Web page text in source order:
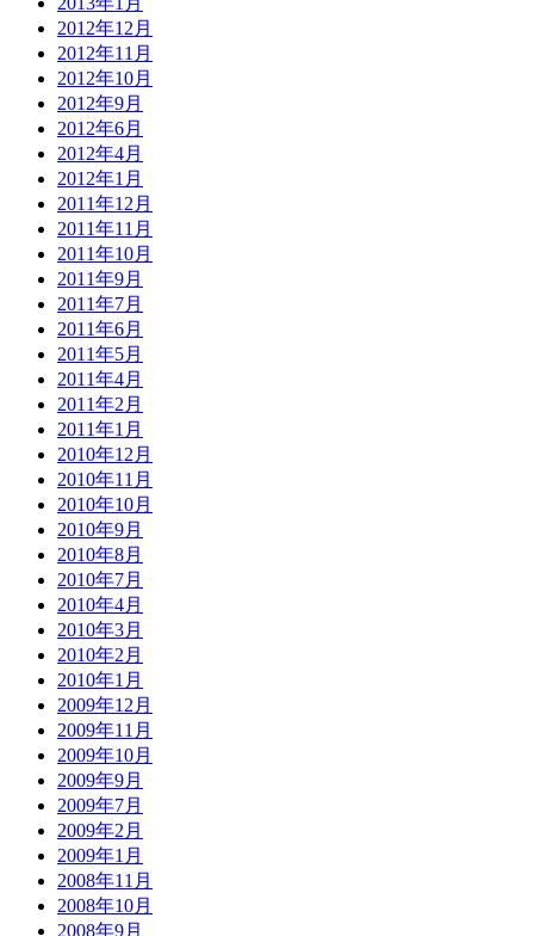
2012年12月
2012年11月
2012年10月
2012年9月
2012年6月
2012年4月
2012年1月
2011年12月
2011年11月
2011年10月
2011年9月
2011年7月
2011年6月
2011年5月
2011年4月
2011年2月
2011年1月
2010年12月
2010年11月
2010年10月
2010年9月
2010年8月
2010年7月
2010年4月
2010年3月
2010年2月
2010年1月
2009年12月
2009年11月
2009年10月
2009年9月
2009年7月
2009年2月
2009年1月
2008年11月
2008年10月
2008年9月